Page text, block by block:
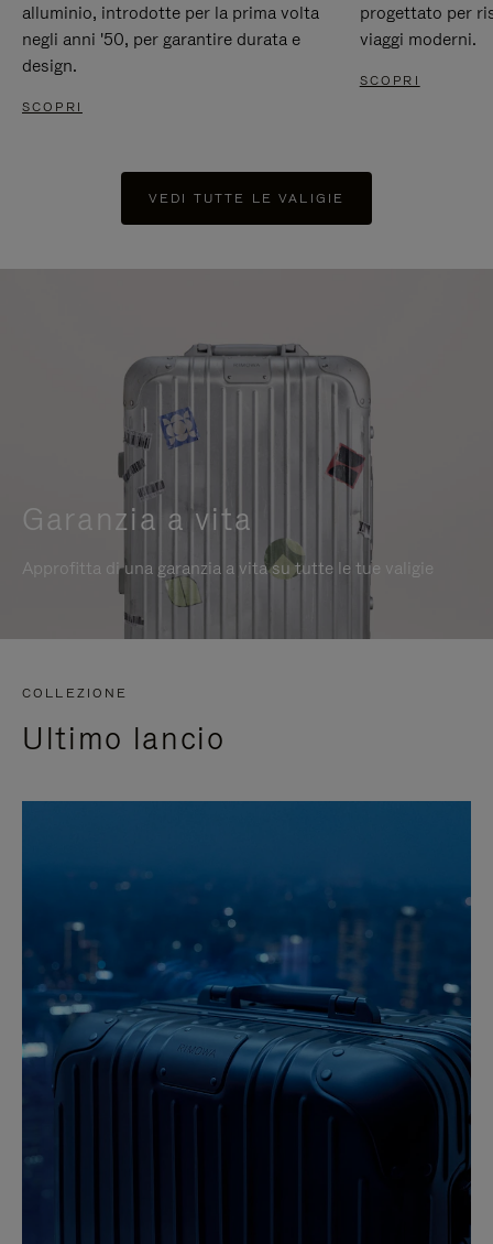
alluminio, introdotte per la prima volta
negli anni '50, per garantire durata e
design.
SCOPRI
progettato per
viaggi moderni.
SCOPRI
VEDI TUTTE LE VALIGIE
Garanzia a vita
Approfitta di una garanzia a vita su tutte le tue valigie
COLLEZIONE
Ultimo lancio